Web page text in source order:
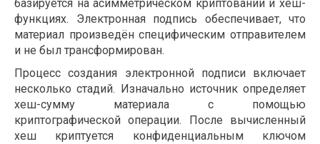
базируется на асимметрическом криптовании и хеш-
функциях. Электронная подпись обеспечивает, что
материал произведён специфическим отправителем
и не был трансформирован.
Процесс создания электронной подписи включает
несколько стадий. Изначально источник определяет
хеш-сумму материала с помощью
криптографической операции. После вычисленный
хеш криптуется конфиденциальным ключом